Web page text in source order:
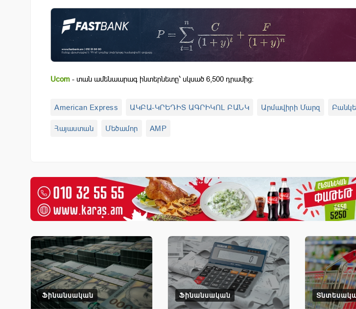
Ucom - տան ամենաարագ ինտերնետը՝ սկսած 6,500 դրամից:
American Express ԱԿԲԱ-ԿՐԵԴԻՏ ԱԳՐԻԿՈԼ ԲԱՆԿ Արմավիրի Մարզ
Հայաստան Մեծամոր AMP
Ֆինանսական Ֆինանսական